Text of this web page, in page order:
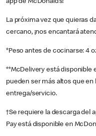
app de McDonald’s!
La próxima vez que quieras
cercano, ¡nos encantará
*Peso antes de cocinarse: 4
**McDelivery está disponible
pueden ser más altos que
entrega/servicio.
†Se requiere la descarga del
Pay está disponible en